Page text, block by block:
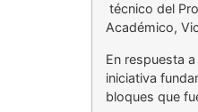
técnico del
Académico,
En respuesta
iniciativa
bloques que